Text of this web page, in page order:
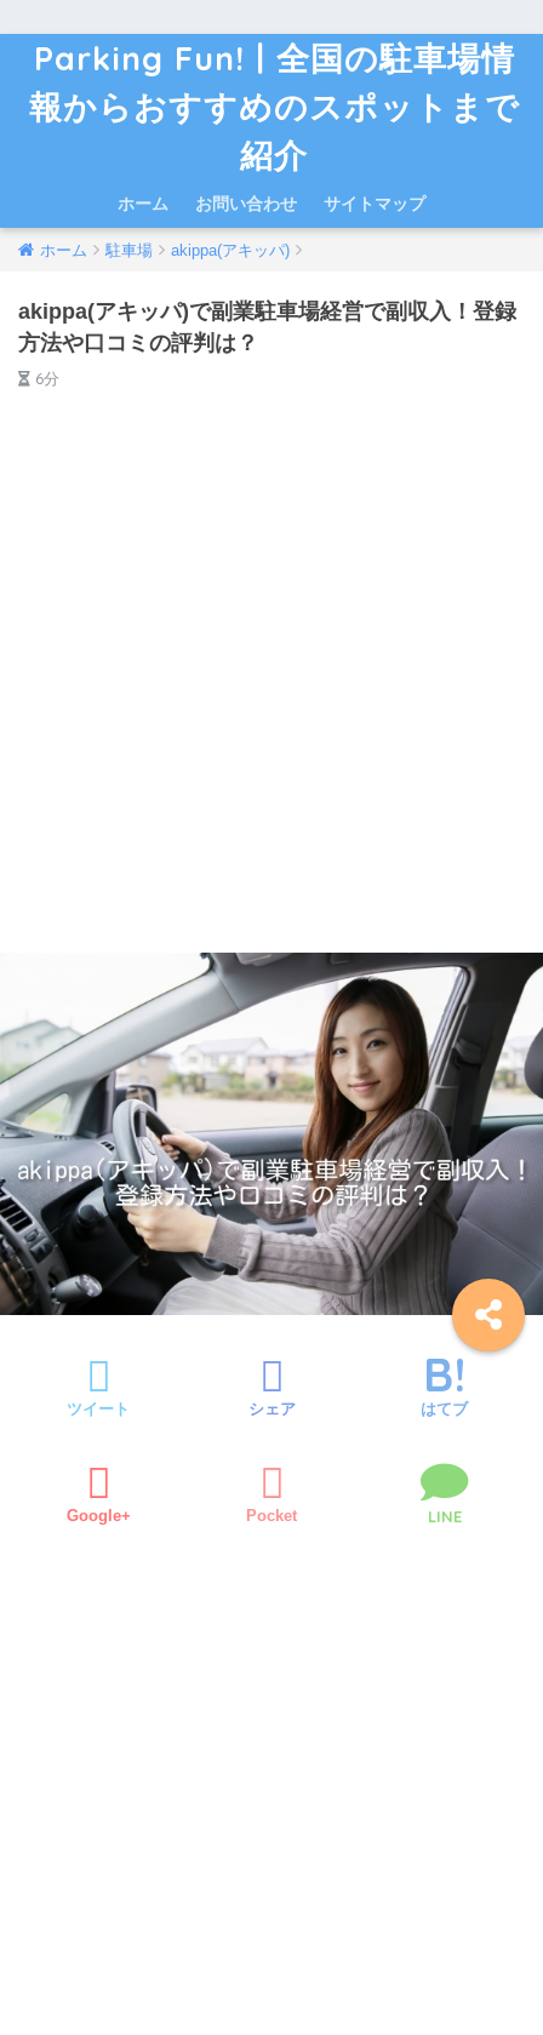
Parking Fun! | 全国の駐車場情
報からおすすめのスポットまで
紹介
ホーム お問い合わせ サイトマップ
ホーム 駐車場 akippa(アキッパ)
akippa(アキッパ)で副業駐車場経営で副収入！登録
方法や口コミの評判は？
6分
ツイート シェア はてブ
Google+ Pocket LINE